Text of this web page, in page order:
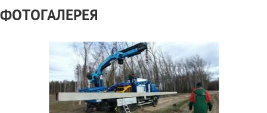
ФОТОГАЛЕРЕЯ